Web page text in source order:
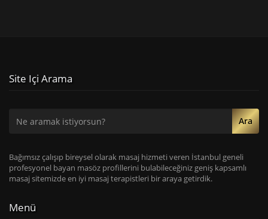
Site Içi Arama
Ara
Bağımsız çalışıp bireysel olarak masaj hizmeti veren İstanbul geneli
profesyonel bayan masöz profillerini bulabileceğiniz geniş kapsamlı
masaj sitemizde en iyi masaj terapistleri bir araya getirdik.
Menü